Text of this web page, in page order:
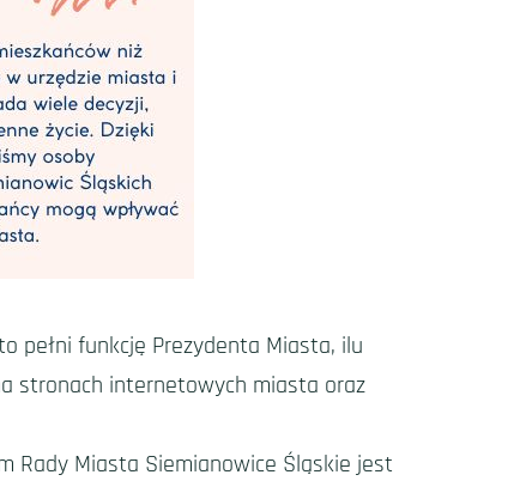
pełni funkcję Prezydenta Miasta, ilu
stronach internetowych miasta oraz
Rady Miasta Siemianowice Śląskie jest